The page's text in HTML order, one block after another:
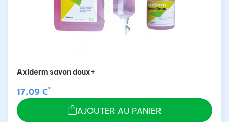
Axiderm savon doux+
17,09 €*
AJOUTER AU PANIER